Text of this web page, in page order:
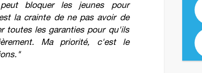
bloquer les jeunes pour
la crainte de ne pas avoir de
toutes les garanties pour qu'ils
Ma priorité, c'est le